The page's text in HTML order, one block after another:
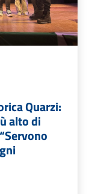
Quarzi:
alto di